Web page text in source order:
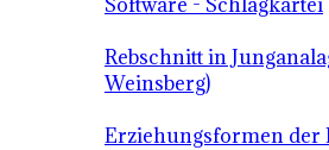
Rebschnitt in
Weinsberg)
Erziehungsformen der